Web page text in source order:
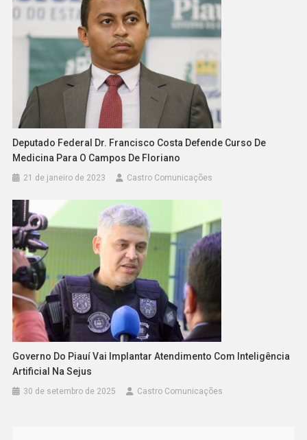
Deputado Federal Dr. Francisco Costa Defende Curso De
Medicina Para O Campos De Floriano
21 de janeiro de 2023 Castro Comunicações
Governo Do Piauí Vai Implantar Atendimento Com Inteligência
Artificial Na Sejus
30 de setembro de 2025 Castro Comunicações